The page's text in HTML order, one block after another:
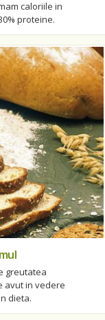
caloriile in
proteine.
greutatea
avut in vedere
dieta.